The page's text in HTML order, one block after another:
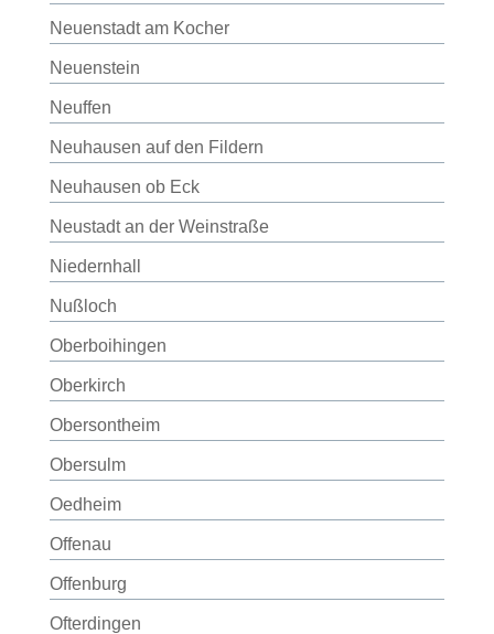
Neuenstadt am Kocher
Neuenstein
Neuffen
Neuhausen auf den Fildern
Neuhausen ob Eck
Neustadt an der Weinstraße
Niedernhall
Nußloch
Oberboihingen
Oberkirch
Obersontheim
Obersulm
Oedheim
Offenau
Offenburg
Ofterdingen